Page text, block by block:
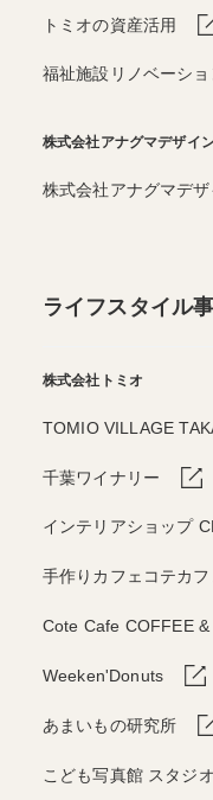
トミオの資産活用
福祉施設リノベーショ
株式会社アナグマデザイ
株式会社アナグマデザ
ライフスタイル
株式会社トミオ
TOMIO VILLAGE
千葉ワイナリー
インテリアショップ
手作りカフェコテカフ
Cote Cafe COFFEE &
Weeken'Donuts
あまいもの研究所
こども写真館 スタジ